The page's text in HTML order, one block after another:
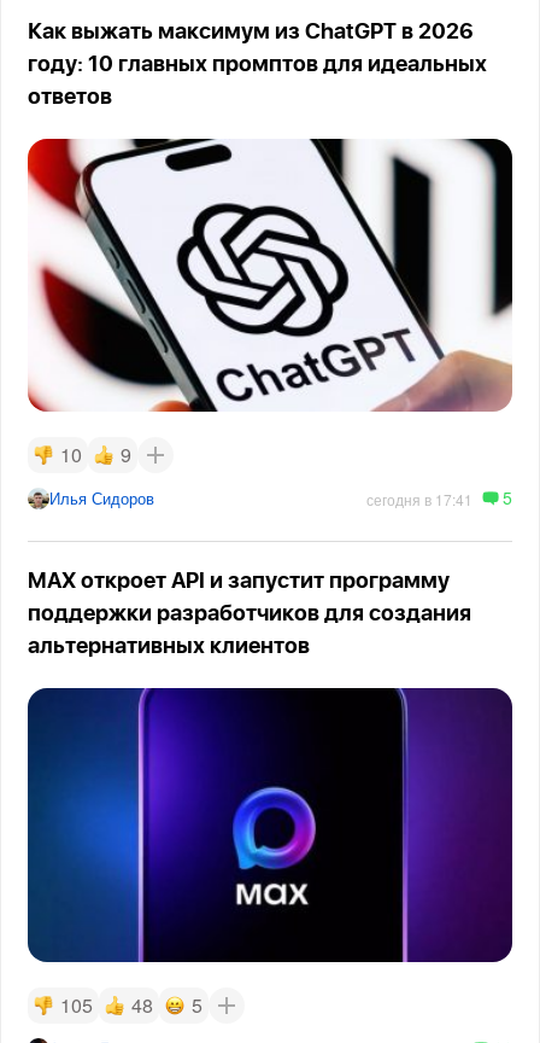
Как выжать максимум из ChatGPT в 2026
году: 10 главных промптов для идеальных
ответов
10 9
Илья Сидоров сегодня в 17:41 5
MAX откроет API и запустит программу
поддержки разработчиков для создания
альтернативных клиентов
105 48 5